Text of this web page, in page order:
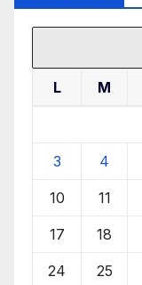
L M
3 4
10 11
17 18
24 25